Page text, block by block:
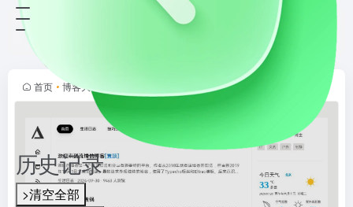
历史记录
>清空全部
首页 • 博客大全 正文
步，学会借助工具弹射起步
打开网站